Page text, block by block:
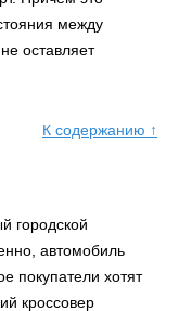
между
оставляет
К содержанию ↑
городской
автомобиль
покупатели хотят
кроссовер